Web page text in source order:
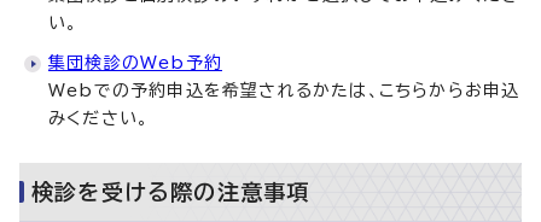
い。
集団検診のWeb予約
Webでの予約申込を希望されるかたは、こちらからお申込
みください。
検診を受ける際の注意事項